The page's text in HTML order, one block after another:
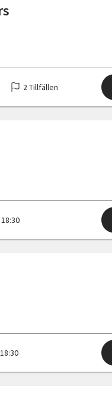
2 Tillfällen
18:30
18:30